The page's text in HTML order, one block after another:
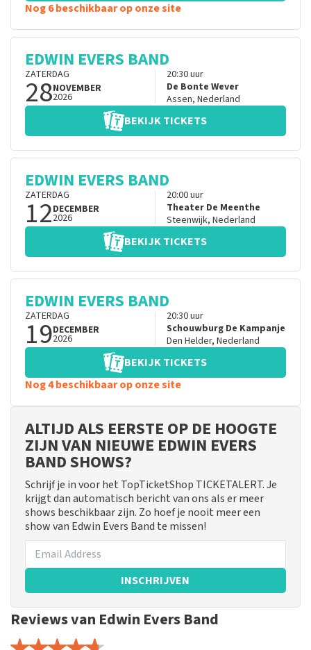
Nog 6 beschikbaar op onze site
EDWIN EVERS BAND
ZATERDAG
28NOVEMBER
2026
20:30uur
De Bonte Wever
Assen, Nederland
BEKIJK TICKETS
EDWIN EVERS BAND
ZATERDAG
12DECEMBER
2026
20:00uur
Theater De Meenthe
Steenwijk, Nederland
BEKIJK TICKETS
EDWIN EVERS BAND
ZATERDAG
19DECEMBER
2026
20:30uur
Schouwburg De Kampanje
Den Helder, Nederland
BEKIJK TICKETS
Nog 4 beschikbaar op onze site
ALTIJD ALS EERSTE OP DE HOOGTE
ZIJN VAN NIEUWE EDWIN EVERS
BAND SHOWS?
Schrijf je in voor het TopTicketShop TICKETALERT. Je
krijgt dan automatisch bericht van ons als er meer
shows beschikbaar zijn. Zo hoef je nooit meer een
show van Edwin Evers Band te missen!
INSCHRIJVEN
Reviews van Edwin Evers Band